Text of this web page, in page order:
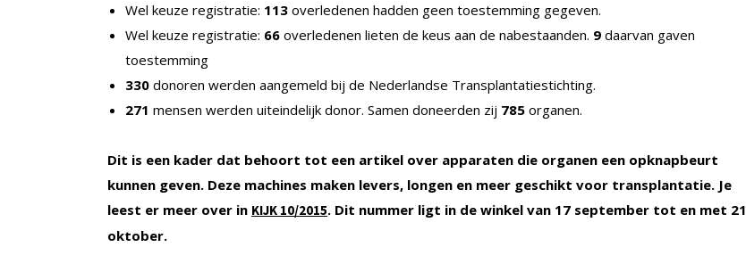
Wel keuze registratie: 113 overledenen hadden geen toestemming gegeven.
Wel keuze registratie: 66 overledenen lieten de keus aan de nabestaanden. 9 daarvan gaven
toestemming
330 donoren werden aangemeld bij de Nederlandse Transplantatiestichting.
271 mensen werden uiteindelijk donor. Samen doneerden zij 785 organen.
Dit is een kader dat behoort tot een artikel over apparaten die organen een opknapbeurt
kunnen geven. Deze machines maken levers, longen en meer geschikt voor transplantatie. Je
leest er meer over in KIJK 10/2015. Dit nummer ligt in de winkel van 17 september tot en met 21
oktober.